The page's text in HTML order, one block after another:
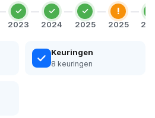
2023 2024 2025
!
2025
Keuringen
8 keuringen